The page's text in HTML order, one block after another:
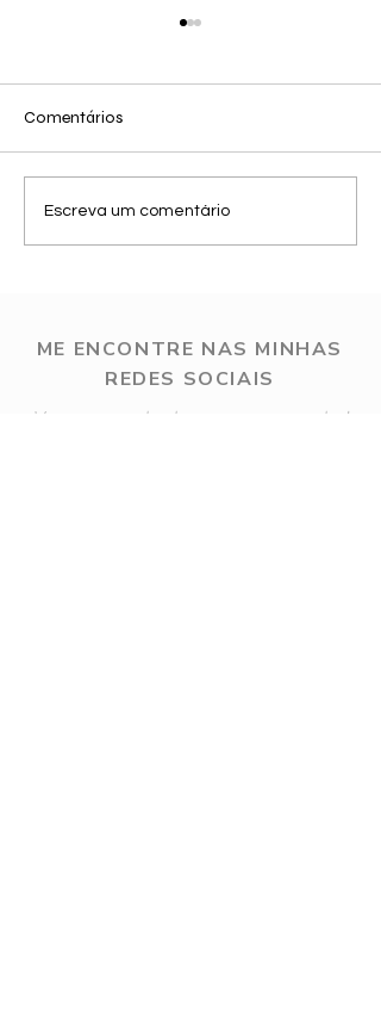
25 de Jun - Looks de
inverno 2
Comentários
Escreva um comentário
ME ENCONTRE NAS MINHAS
REDES SOCIAIS
Vou amar te ter com a gente!